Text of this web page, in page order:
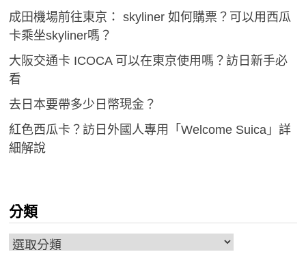
成田機場前往東京： skyliner 如何購票？可以用西瓜
卡乘坐skyliner嗎？
大阪交通卡 ICOCA 可以在東京使用嗎？訪日新手必
看
去日本要帶多少日幣現金？
紅色西瓜卡？訪日外國人專用「Welcome Suica」詳
細解說
分類
分